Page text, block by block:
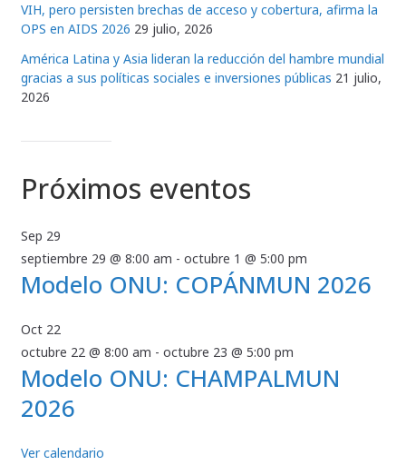
VIH, pero persisten brechas de acceso y cobertura, afirma la
OPS en AIDS 2026 29 julio, 2026
América Latina y Asia lideran la reducción del hambre mundial
gracias a sus políticas sociales e inversiones públicas 21 julio,
2026
Próximos eventos
Sep 29
septiembre 29 @ 8:00 am - octubre 1 @ 5:00 pm
Modelo ONU: COPÁNMUN 2026
Oct 22
octubre 22 @ 8:00 am - octubre 23 @ 5:00 pm
Modelo ONU: CHAMPALMUN
2026
Ver calendario